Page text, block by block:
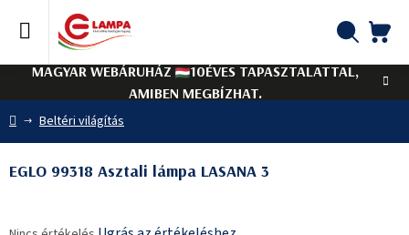
tartalomhoz
MAGYAR WEBÁRUHÁZ
10ÉVES TAPASZTALATTAL,
AMIBEN MEGBÍZHAT.
Kezdőlap
Beltéri világítás
EGLO 99318 Asztali lámpa LASANA 3